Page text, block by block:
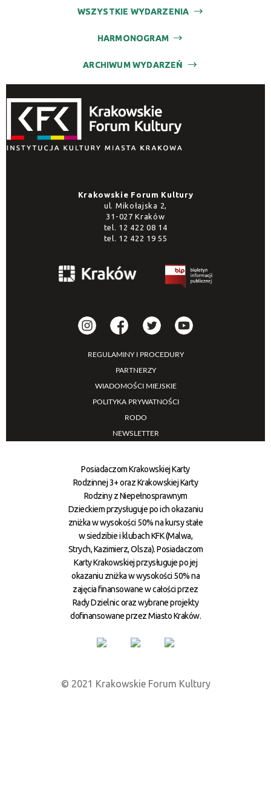
WSZYSTKIE WYDARZENIA
HARMONOGRAM
ARCHIWUM WYDARZEŃ
Krakowskie Forum Kultury
ul. Mikołajska 2,
31-027 Kraków
tel. 12 422 08 14
tel. 12 422 19 55
REGULAMINY I PROCEDURY
PARTNERZY
WIADOMOŚCI MIEJSKIE
POLITYKA PRYWATNOŚCI
RODO
NEWSLETTER
Posiadaczom Krakowskiej Karty
Rodzinnej 3+ oraz Krakowskiej Karty
Rodziny z Niepełnosprawnym
Dzieckiem przysługuje po ich okazaniu
zniżka w wysokości 50% na kursy stałe
w siedzibie i klubach KFK (Malwa,
Strych, Kazimierz, Olsza). Posiadaczom
Karty Krakowskiej przysługuje po jej
okazaniu zniżka w wysokości 50% na
zajęcia finansowane w całości przez
Rady Dzielnic oraz wybrane projekty
dofinansowane przez Miasto Kraków.
© 2021 Krakowskie Forum Kultury